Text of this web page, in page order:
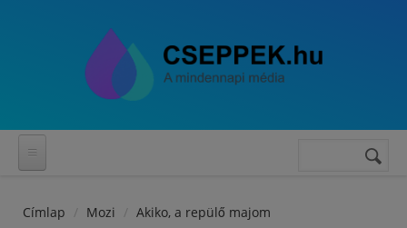
Keresés
Címlap Mozi Akiko, a repülő majom